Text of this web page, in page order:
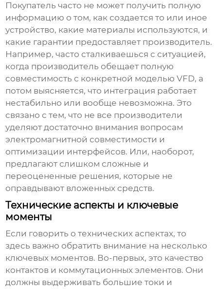
Покупатель часто не может получить полную
информацию о том, как создается то или иное
устройство, какие материалы используются, и
какие гарантии предоставляет производитель.
Например, часто сталкиваешься с ситуацией,
когда производитель обещает полную
совместимость с конкретной моделью VFD, а
потом выясняется, что интеграция работает
нестабильно или вообще невозможна. Это
связано с тем, что не все производители
уделяют достаточно внимания вопросам
электромагнитной совместимости и
оптимизации интерфейсов. Или, наоборот,
предлагают слишком сложные и
переоцененные решения, которые не
оправдывают вложенных средств.
Технические аспекты и ключевые
моменты
Если говорить о технических аспектах, то
здесь важно обратить внимание на несколько
ключевых моментов. Во-первых, это качество
контактов и коммутационных элементов. Они
должны выдерживать большие токи и